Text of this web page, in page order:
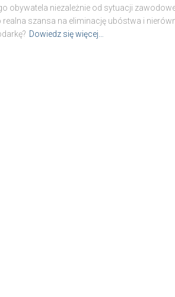
obywatela niezależnie od sytuacji
szansa na eliminację ubóstwa i
Dowiedz się więcej…